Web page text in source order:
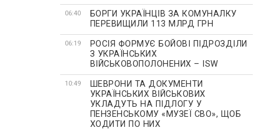
06:40
БОРГИ УКРАЇНЦІВ ЗА КОМУНАЛКУ
ПЕРЕВИЩИЛИ 113 МЛРД ГРН
06:19
РОСІЯ ФОРМУЄ БОЙОВІ ПІДРОЗДІЛИ
З УКРАЇНСЬКИХ
ВІЙСЬКОВОПОЛОНЕНИХ – ISW
10:49
ШЕВРОНИ ТА ДОКУМЕНТИ
УКРАЇНСЬКИХ ВІЙСЬКОВИХ
УКЛАДУТЬ НА ПІДЛОГУ У
ПЕНЗЕНСЬКОМУ «МУЗЕЇ СВО», ЩОБ
ХОДИТИ ПО НИХ